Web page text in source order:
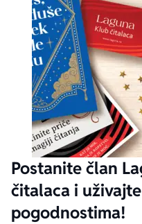
Postanite član
čitalaca i
pogodnostima!